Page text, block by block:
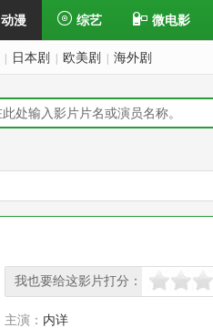
动漫 综艺 微电影
日本剧 欧美剧 海外剧
我也要给这影片打分：
很差较差 还行推荐 力荐
主演： 内详